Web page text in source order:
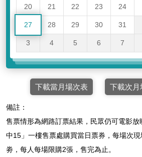
20 21 22 23 24
27 28 29 30 31
3 4 5 6 7
下載當月場次表 下載次月
備註：
售票情形為網路訂票結果，民眾仍可電影放
中15」一樓售票處購買當日票券，每場次
劵，每人每場限購2張，售完為止。